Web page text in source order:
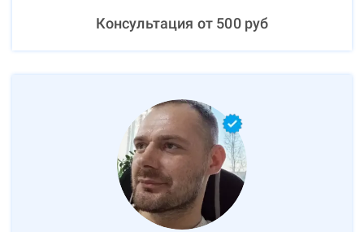
Консультация от 500руб